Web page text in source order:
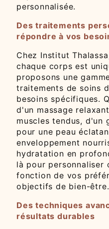
personnalisée.
Des traitements
répondre à vos
Chez Institut
chaque corps est
proposons une
traitements de soins
besoins spécifiques.
d'un massage
muscles tendus, d'un
pour une peau
enveloppement
hydratation en
là pour personnaliser
fonction de vos
objectifs de bien-être.
Des techniques
résultats durables